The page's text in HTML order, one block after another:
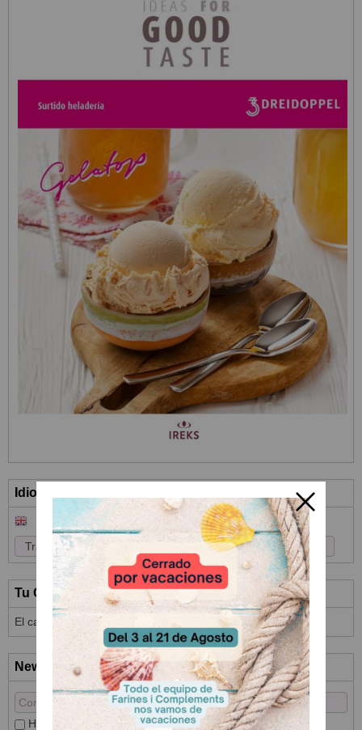
Idioma
Tu Carrito (0)
El carrito de la compra está vacío
Newsletter
He leído y acepto el Tratamiento de datosy laPolítica de